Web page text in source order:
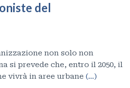
del
non solo non
si prevede che, entro il 2050, il
vivrà in aree urbane (…)